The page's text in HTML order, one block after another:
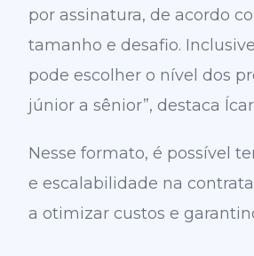
por assinatura, de acordo
tamanho e desafio.
pode escolher o nível dos
júnior a sênior”, destaca
Nesse formato, é possível
e escalabilidade na
a otimizar custos e